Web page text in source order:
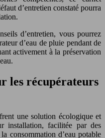
d’entretien constaté pourra
d’entretien, vous pourrez
d’eau de pluie pendant de
activement à la préservation
les récupérateurs
une solution écologique et
installation, facilitée par des
consommation d’eau potable